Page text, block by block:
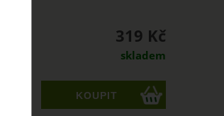
319 Kč
skladem